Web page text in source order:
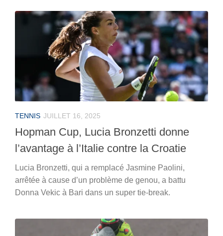
TENNIS JUILLET 16, 2025
Hopman Cup, Lucia Bronzetti donne
l’avantage à l’Italie contre la Croatie
Lucia Bronzetti, qui a remplacé Jasmine Paolini,
arrêtée à cause d’un problème de genou, a battu
Donna Vekic à Bari dans un super tie-break.